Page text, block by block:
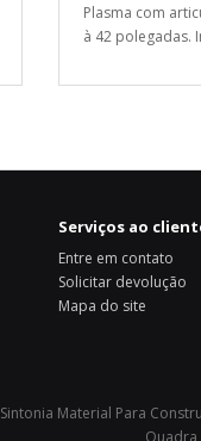
Plasma com
à 42 polegadas.
Serviços ao
Entre em contato
Solicitar devolução
Mapa do site
Sintonia Material Para
Quadra